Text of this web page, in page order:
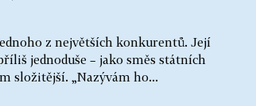
z největších konkurentů. Její
jednoduše – jako směs státních
složitější. „Nazývám ho...